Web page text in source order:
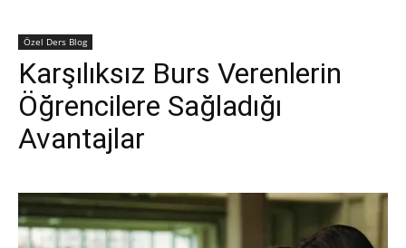
Özel Ders Blog
Karşılıksız Burs Verenlerin
Öğrencilere Sağladığı
Avantajlar